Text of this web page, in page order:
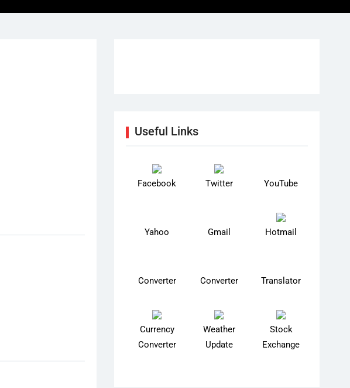
Useful Links
Facebook Twitter YouTube
Yahoo Gmail Hotmail
Converter Converter Translator
Currency
Converter
Weather
Update
Stock
Exchange